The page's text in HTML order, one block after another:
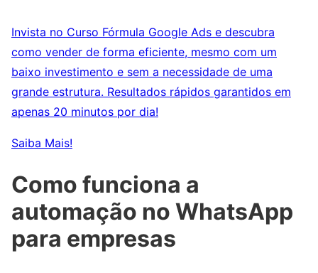
Invista no Curso Fórmula Google Ads e descubra
como vender de forma eficiente, mesmo com um
baixo investimento e sem a necessidade de uma
grande estrutura. Resultados rápidos garantidos em
apenas 20 minutos por dia!
Saiba Mais!
Como funciona a
automação no WhatsApp
para empresas